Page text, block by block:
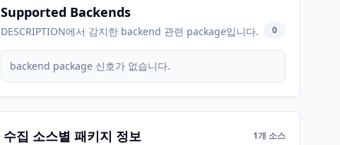
Supported Backends
DESCRIPTION에서 감지한 backend 관련 package입니다. 0
backend package 신호가 없습니다.
수집 소스별 패키지 정보 1개 소스